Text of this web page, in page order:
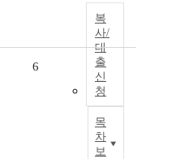
복
사/
대
출
신
청
목
차
보
6